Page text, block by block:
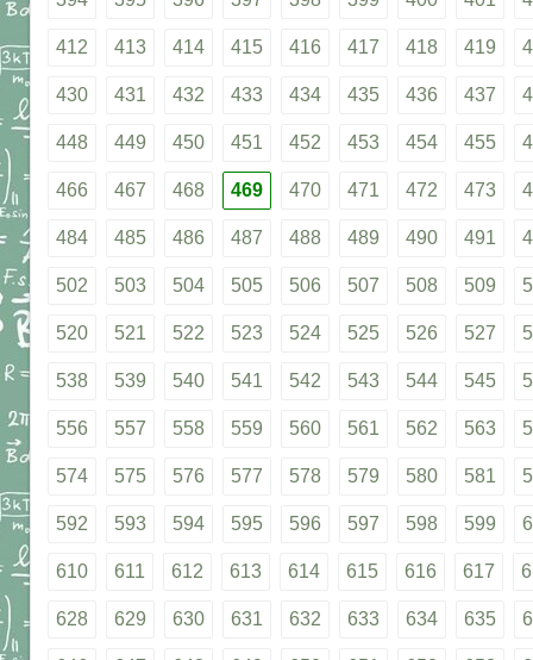
412 413 414 415 416 417 418 419
430 431 432 433 434 435 436 437
448 449 450 451 452 453 454 455
466 467 468 469 470 471 472 473
484 485 486 487 488 489 490 491
502 503 504 505 506 507 508 509
520 521 522 523 524 525 526 527
538 539 540 541 542 543 544 545
556 557 558 559 560 561 562 563
574 575 576 577 578 579 580 581
592 593 594 595 596 597 598 599
610 611 612 613 614 615 616 617
628 629 630 631 632 633 634 635